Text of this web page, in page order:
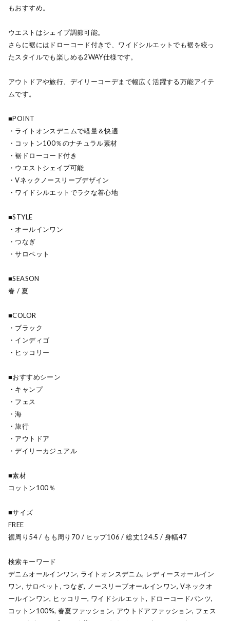
もおすすめ。
ウエストはシェイプ調節可能。
さらに裾にはドローコード付きで、ワイドシルエットでも裾を絞っ
たスタイルでも楽しめる2WAY仕様です。
アウトドアや旅行、デイリーコーデまで幅広く活躍する万能アイテ
ムです。
■POINT
・ライトオンスデニムで軽量＆快適
・コットン100％のナチュラル素材
・裾ドローコード付き
・ウエストシェイプ可能
・Vネックノースリーブデザイン
・ワイドシルエットでラクな着心地
■STYLE
・オールインワン
・つなぎ
・サロペット
■SEASON
春 / 夏
■COLOR
・ブラック
・インディゴ
・ヒッコリー
■おすすめシーン
・キャンプ
・フェス
・海
・旅行
・アウトドア
・デイリーカジュアル
■素材
コットン100％
■サイズ
FREE
裾周り54 / もも周り70 / ヒップ106 / 総丈124.5 / 身幅47
検索キーワード
デニムオールインワン, ライトオンスデニム, レディースオールイン
ワン, サロペット, つなぎ, ノースリーブオールインワン, Vネックオ
ールインワン, ヒッコリー, ワイドシルエット, ドローコードパンツ,
コットン100%, 春夏ファッション, アウトドアファッション, フェス